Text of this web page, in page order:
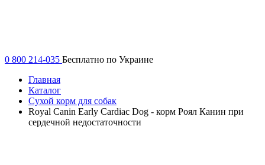
0 800 214-035 Бесплатно по Украине
Главная
Каталог
Сухой корм для собак
Royal Canin Early Cardiac Dog - корм Роял Канин при
сердечной недостаточности